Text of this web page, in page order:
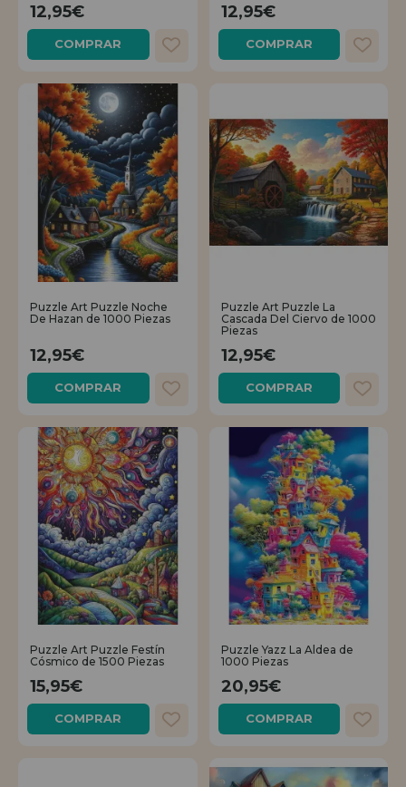
12,95€
COMPRAR
12,95€
COMPRAR
Puzzle Art Puzzle Noche
De Hazan de 1000 Piezas
12,95€
COMPRAR
Puzzle Art Puzzle La
Cascada Del Ciervo de 1000
Piezas
12,95€
COMPRAR
Puzzle Art Puzzle Festín
Cósmico de 1500 Piezas
15,95€
COMPRAR
Puzzle Yazz La Aldea de
1000 Piezas
20,95€
COMPRAR